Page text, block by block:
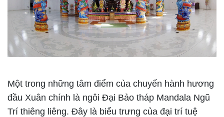
Một trong những tâm điểm của chuyến hành hương
đầu Xuân chính là ngôi Đại Bảo tháp Mandala Ngũ
Trí thiêng liêng. Đây là biểu trưng của đại trí tuệ